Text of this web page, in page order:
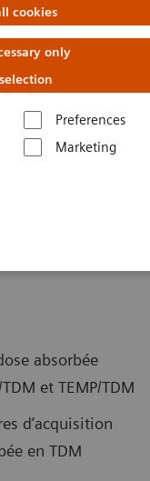
cookies
only
Preferences
Marketing
absorbée
et TEMP/TDM
d’acquisition
en TDM